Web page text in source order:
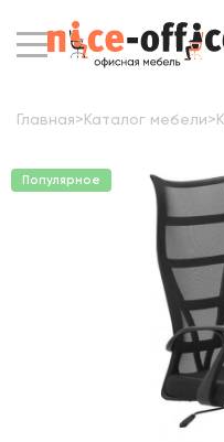
Главная> Каталог мебели>
Популярное